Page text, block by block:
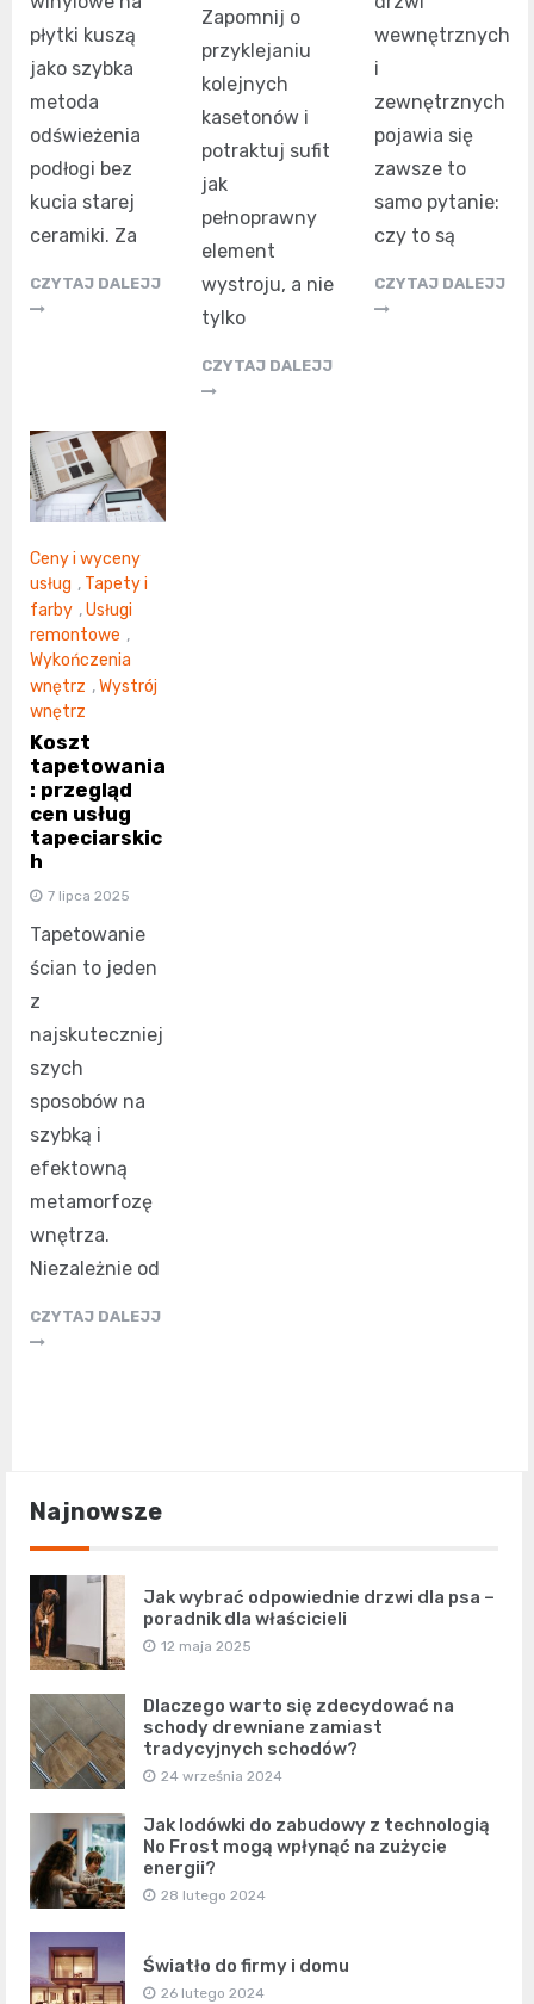
płytki kuszą
jako szybka
metoda
odświeżenia
podłogi bez
kucia starej
ceramiki. Za
CZYTAJ DALEJJ
Zapomnij o
przyklejaniu
kolejnych
kasetonów i
potraktuj sufit
jak
pełnoprawny
element
wystroju, a nie
tylko
CZYTAJ DALEJJ
wewnętrznych
i
zewnętrznych
pojawia się
zawsze to
samo pytanie:
czy to są
CZYTAJ DALEJJ
Ceny i wyceny
usług , Tapety i
farby ,Usługi
remontowe ,
Wykończenia
wnętrz ,Wystrój
wnętrz
Koszt
tapetowania
: przegląd
cen usług
tapeciarskic
h
7 lipca 2025
Tapetowanie
ścian to jeden
z
najskuteczniej
szych
sposobów na
szybką i
efektowną
metamorfozę
wnętrza.
Niezależnie od
CZYTAJ DALEJJ
Najnowsze
Jak wybrać odpowiednie drzwi dla psa –
poradnik dla właścicieli
12 maja 2025
Dlaczego warto się zdecydować na
schody drewniane zamiast
tradycyjnych schodów?
24 września 2024
Jak lodówki do zabudowy z technologią
No Frost mogą wpłynąć na zużycie
energii?
28 lutego 2024
Światło do firmy i domu
26 lutego 2024